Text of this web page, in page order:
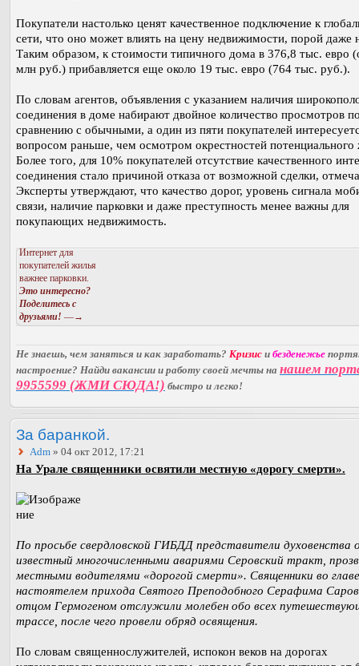
Покупатели настолько ценят качественное подключение к
сети, что оно может влиять на цену недвижимости, порой даже
Таким образом, к стоимости типичного дома в 376,8 тыс. евро
млн руб.) прибавляется еще около 19 тыс. евро (764 тыс. руб.).
По словам агентов, объявления с указанием наличия
соединения в доме набирают двойное количество просмотров
сравнению с обычными, а один из пяти покупателей
вопросом раньше, чем осмотром окрестностей потенциального
Более того, для 10% покупателей отсутствие качественного
соединения стало причиной отказа от возможной сделки,
Эксперты утверждают, что качество дорог, уровень сигнала
связи, наличие парковки и даже преступность менее важны для
покупающих недвижимость.
Интернет для
покупателей жилья
важнее парковки.
Это интересно?
Поделитесь с
друзьями! —→
Не знаешь, чем заняться и как заработать? Кризис и безденежье
настроение? Найди вакансии и работу своей мечты на нашем
9955599 (ЖМИ СЮДА!) быстро и легко!
За баранкой.
Adm » 04 окт 2012, 17:21
На Урале священники освятили местную «дорогу смерти».
По просьбе свердловской ГИБДД представители духовенства
известный многочисленными авариями Серовский тракт,
местными водителями «дорогой смерти». Священники во
настоятелем прихода Святого Преподобного Серафима
отцом Гермогеном отслужили молебен обо всех
трассе, после чего провели обряд освящения.
По словам священнослужителей, испокон веков на дорогах